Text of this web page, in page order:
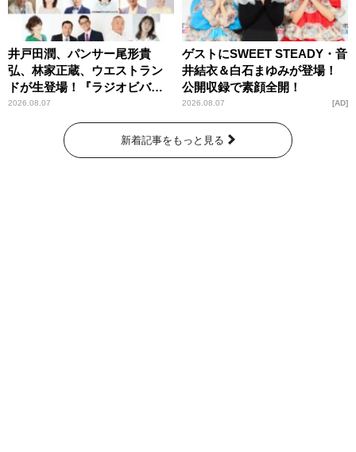
井戸田潤、パンサー尾形貴
弘、林家正蔵、ウエストラン
ドが生登場！『ラジオビバリ
ー昼ズ』
2026.08.07
ゲストにSWEET STEADY・音
井結衣＆白石まゆみが登場！
公開収録で素顔全開！
2026.08.07 AD
新着記事をもっと見る